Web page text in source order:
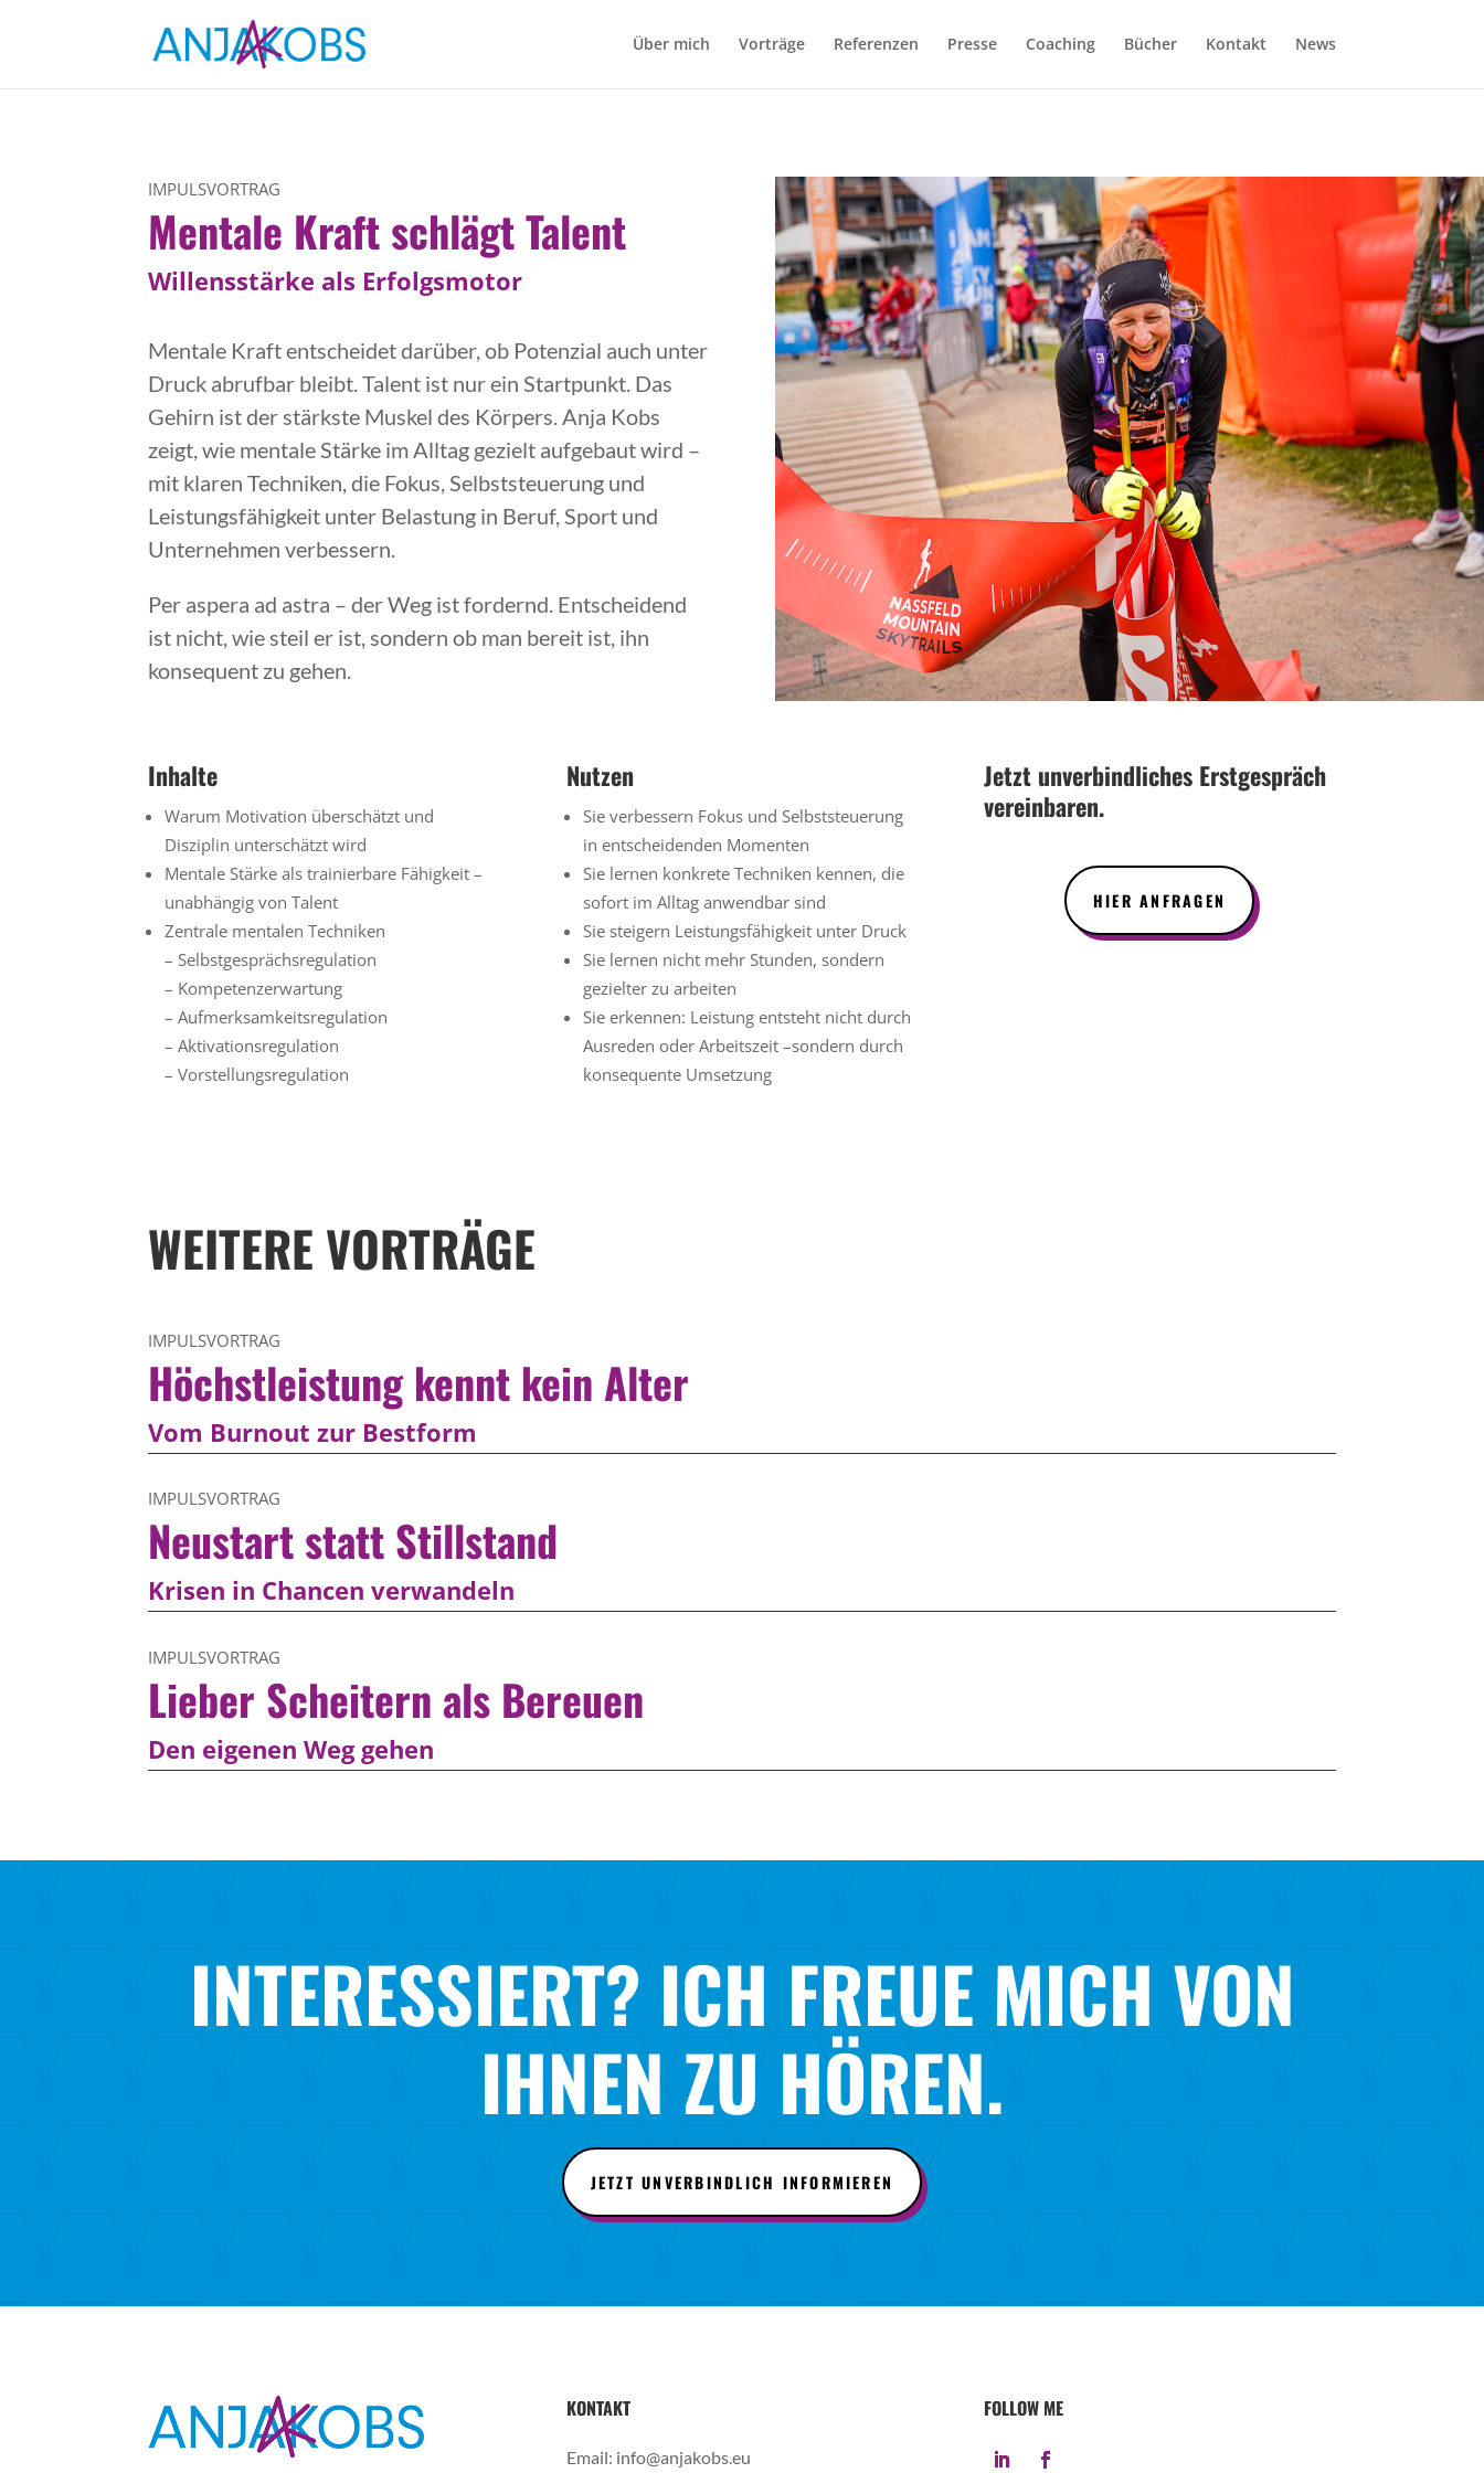
Über mich Vorträge Referenzen Presse Coaching Bücher Kontakt News
IMPULSVORTRAG
Mentale Kraft schlägt Talent
Willensstärke als Erfolgsmotor
Mentale Kraft entscheidet darüber, ob Potenzial auch unter
Druck abrufbar bleibt. Talent ist nur ein Startpunkt. Das
Gehirn ist der stärkste Muskel des Körpers. Anja Kobs
zeigt, wie mentale Stärke im Alltag gezielt aufgebaut wird –
mit klaren Techniken, die Fokus, Selbststeuerung und
Leistungsfähigkeit unter Belastung in Beruf, Sport und
Unternehmen verbessern.
Per aspera ad astra – der Weg ist fordernd. Entscheidend
ist nicht, wie steil er ist, sondern ob man bereit ist, ihn
konsequent zu gehen.
Inhalte
Warum Motivation überschätzt und
Disziplin unterschätzt wird
Mentale Stärke als trainierbare Fähigkeit –
unabhängig von Talent
Zentrale mentalen Techniken
– Selbstgesprächsregulation
– Kompetenzerwartung
– Aufmerksamkeitsregulation
– Aktivationsregulation
– Vorstellungsregulation
Nutzen
Sie verbessern Fokus und Selbststeuerung
in entscheidenden Momenten
Sie lernen konkrete Techniken kennen, die
sofort im Alltag anwendbar sind
Sie steigern Leistungsfähigkeit unter Druck
Sie lernen nicht mehr Stunden, sondern
gezielter zu arbeiten
Sie erkennen: Leistung entsteht nicht durch
Ausreden oder Arbeitszeit –sondern durch
konsequente Umsetzung
Jetzt unverbindliches Erstgespräch
vereinbaren.
HIER ANFRAGEN
WEITERE VORTRÄGE
IMPULSVORTRAG
Höchstleistung kennt kein Alter
Vom Burnout zur Bestform
IMPULSVORTRAG
Neustart statt Stillstand
Krisen in Chancen verwandeln
IMPULSVORTRAG
Lieber Scheitern als Bereuen
Den eigenen Weg gehen
INTERESSIERT? ICH FREUE MICH VON
IHNEN ZU HÖREN.
JETZT UNVERBINDLICH INFORMIEREN
KONTAKT
Email: info@anjakobs.eu
FOLLOW ME